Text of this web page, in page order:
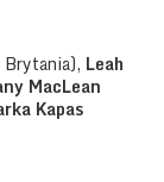
Leah
MacLean
Kapas